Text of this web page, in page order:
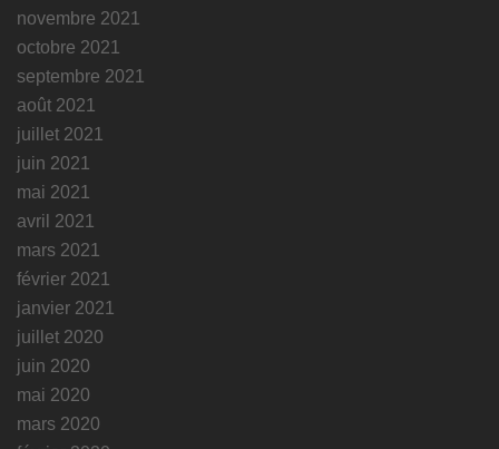
novembre 2021
octobre 2021
septembre 2021
août 2021
juillet 2021
juin 2021
mai 2021
avril 2021
mars 2021
février 2021
janvier 2021
juillet 2020
juin 2020
mai 2020
mars 2020